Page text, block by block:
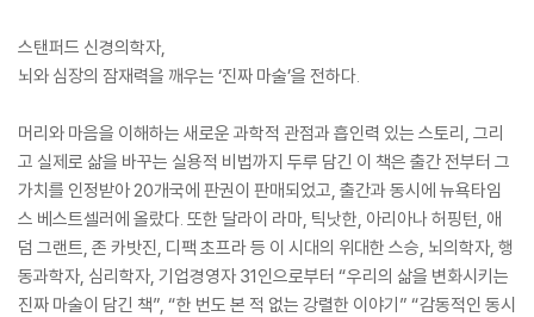
스탠퍼드 신경의학자,
뇌와 심장의 잠재력을 깨우는 ‘진짜 마술’을 전하다.
머리와 마음을 이해하는 새로운 과학적 관점과 흡인력 있는 스토리, 그리
고 실제로 삶을 바꾸는 실용적 비법까지 두루 담긴 이 책은 출간 전부터 그
가치를 인정받아 20개국에 판권이 판매되었고, 출간과 동시에 뉴욕타임
스 베스트셀러에 올랐다. 또한 달라이 라마, 틱낫한, 아리아나 허핑턴, 애
덤 그랜트, 존 카밧진, 디팩 초프라 등 이 시대의 위대한 스승, 뇌의학자, 행
동과학자, 심리학자, 기업경영자 31인으로부터 “우리의 삶을 변화시키는
진짜 마술이 담긴 책”, “한 번도 본 적 없는 강렬한 이야기” “감동적인 동시